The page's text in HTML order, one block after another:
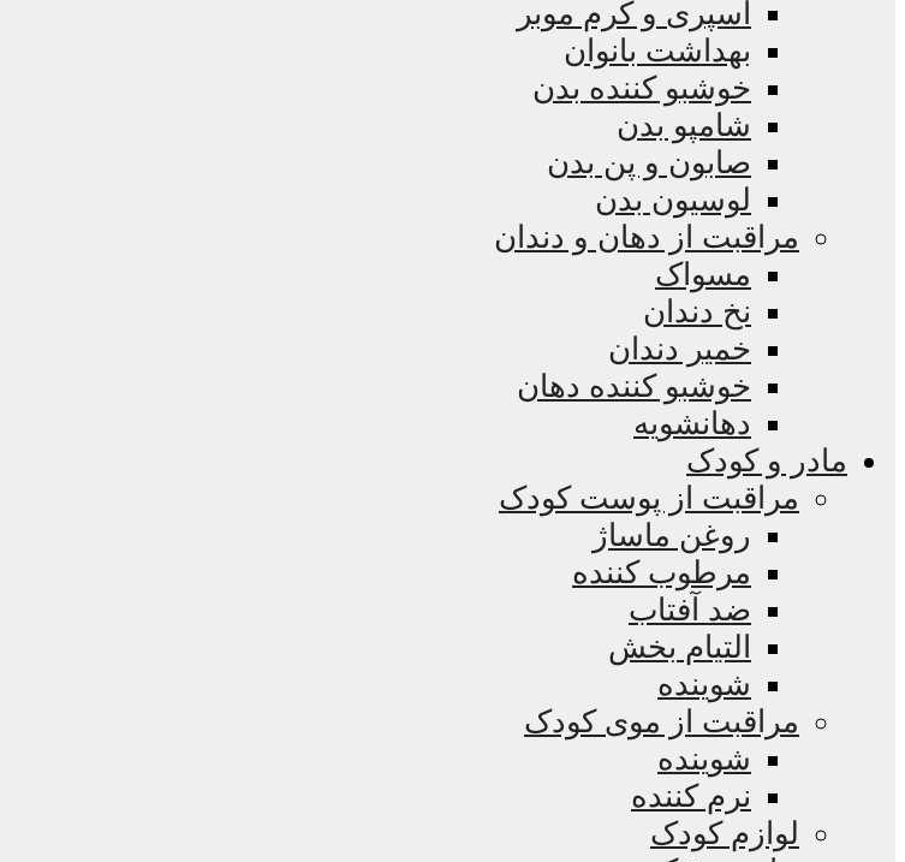
اسپری و کرم موبر
بهداشت بانوان
خوشبو کننده بدن
شامپو بدن
صابون و پن بدن
لوسیون بدن
مراقبت از دهان و دندان
مسواک
نخ دندان
خمیر دندان
خوشبو کننده دهان
دهانشویه
مادر و کودک
مراقبت از پوست کودک
روغن ماساژ
مرطوب کننده
ضد آفتاب
التیام بخش
شوینده
مراقبت از موی کودک
شوینده
نرم کننده
لوازم کودک